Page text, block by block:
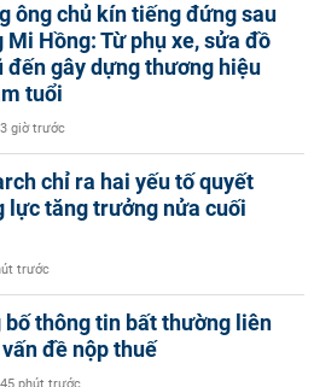
ông chủ kín tiếng đứng sau
Hồng: Từ phụ xe, sửa đồ
đến gây dựng thương hiệu
tuổi
3 giờ trước
chỉ ra hai yếu tố quyết
lực tăng trưởng nửa cuối
trước
bố thông tin bất thường liên
đề nộp thuế